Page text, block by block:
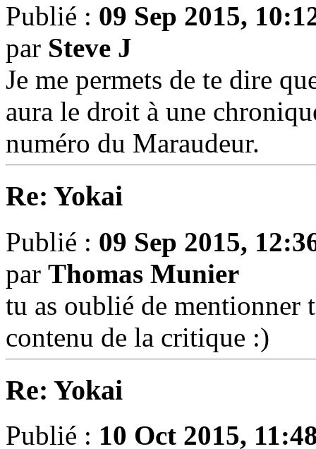
Publié : 09 Sep 2015,
par Steve J
Je me permets de te dire
aura le droit à une
numéro du Maraudeur.
Re: Yokai
Publié : 09 Sep 2015,
par Thomas Munier
tu as oublié de mentionner
contenu de la critique :)
Re: Yokai
Publié : 10 Oct 2015,